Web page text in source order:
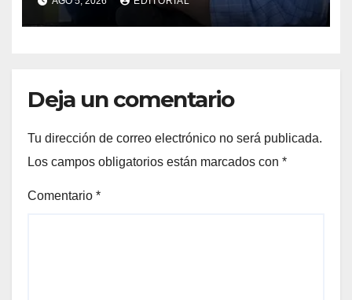
Sheinbaum
Deja un comentario
Tu dirección de correo electrónico no será publicada.
Los campos obligatorios están marcados con *
Comentario *